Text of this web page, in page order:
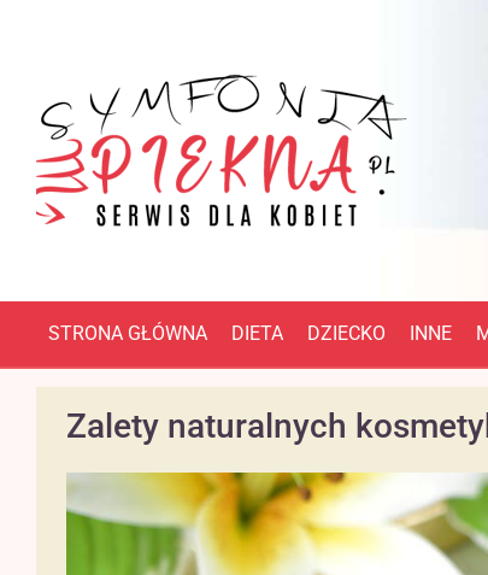
STRONA GŁÓWNA DIETA DZIECKO INNE
Zalety naturalnych